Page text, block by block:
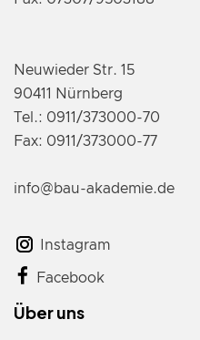
Neuwieder Str. 15
90411 Nürnberg
Tel.: 0911/373000-70
Fax: 0911/373000-77
info@bau-akademie.de
Instagram
Facebook
Über uns